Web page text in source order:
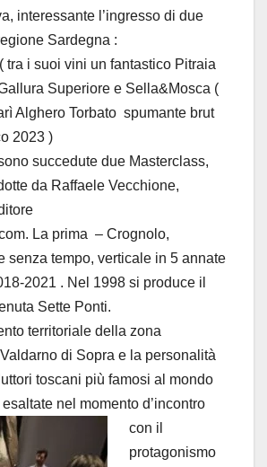
interessante l’ingresso di due
Sardegna :
tra i suoi vini un fantastico Pitraia
Superiore e Sella&Mosca (
Alghero Torbato spumante brut
2023 )
succedute due Masterclass,
da Raffaele Vecchione,
La prima – Crognolo,
senza tempo, verticale in 5 annate
2021 . Nel 1998 si produce il
Sette Ponti.
territoriale della zona
di Sopra e la personalità
toscani più famosi al mondo
nel momento d’incontro
con il
protagonismo